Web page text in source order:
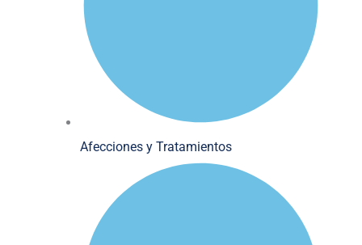
Afecciones y Tratamientos